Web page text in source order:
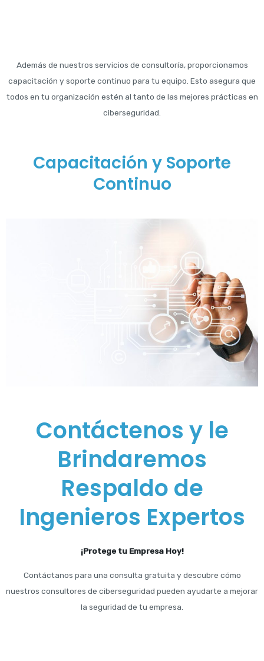
Además de nuestros servicios de consultoría, proporcionamos
capacitación y soporte continuo para tu equipo. Esto asegura que
todos en tu organización estén al tanto de las mejores prácticas en
ciberseguridad.
Capacitación y Soporte
Continuo
Contáctenos y le
Brindaremos
Respaldo de
Ingenieros Expertos
¡Protege tu Empresa Hoy!
Contáctanos para una consulta gratuita y descubre cómo
nuestros consultores de ciberseguridad pueden ayudarte a mejorar
la seguridad de tu empresa.